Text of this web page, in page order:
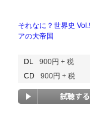
それなに？世界史
アの大帝国
DL
900円 + 税
CD
900円 + 税